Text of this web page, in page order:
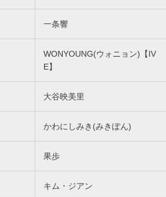
一条響
WONYOUNG(ウォニョン)【IV
E】
大谷映美里
かわにしみき(みきぽん)
果歩
キム・ジアン